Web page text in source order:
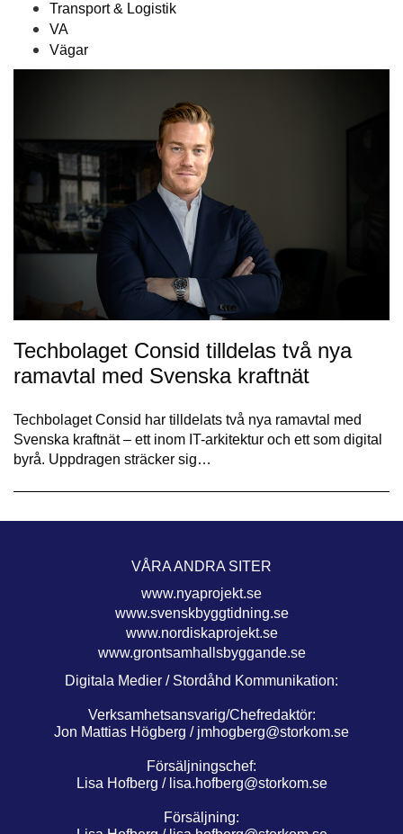
Transport & Logistik
VA
Vägar
Techbolaget Consid tilldelas två nya
ramavtal med Svenska kraftnät
Techbolaget Consid har tilldelats två nya ramavtal med
Svenska kraftnät – ett inom IT-arkitektur och ett som digital
byrå. Uppdragen sträcker sig…
VÅRA ANDRA SITER
www.nyaprojekt.se
www.svenskbyggtidning.se
www.nordiskaprojekt.se
www.grontsamhallsbyggande.se
Digitala Medier / Stordåhd Kommunikation:
Verksamhetsansvarig/Chefredaktör:
Jon Mattias Högberg / jmhogberg@storkom.se
Försäljningschef:
Lisa Hofberg / lisa.hofberg@storkom.se
Försäljning: